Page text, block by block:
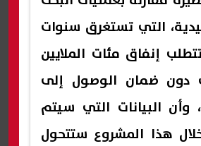
التي تستغرق سنوات
إنفاق مئات الملايين
دون ضمان الوصول إلى
وأن البيانات التي سيتم
هذا المشروع ستتحول